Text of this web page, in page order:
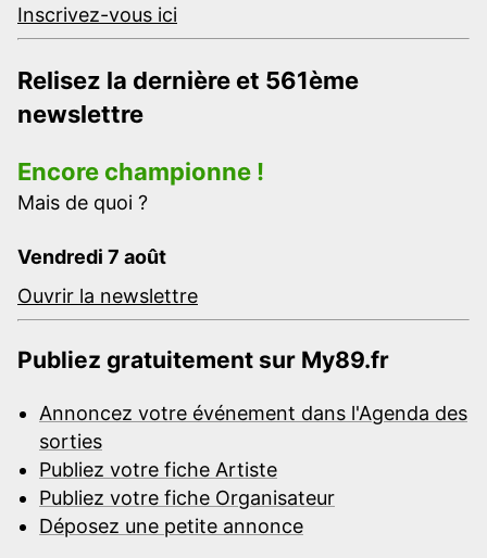
Inscrivez-vous ici
Relisez la dernière et 561ème
newslettre
Encore championne !
Mais de quoi ?
Vendredi 7 août
Ouvrir la newslettre
Publiez gratuitement sur My89.fr
Annoncez votre événement dans l'Agenda des
sorties
Publiez votre fiche Artiste
Publiez votre fiche Organisateur
Déposez une petite annonce